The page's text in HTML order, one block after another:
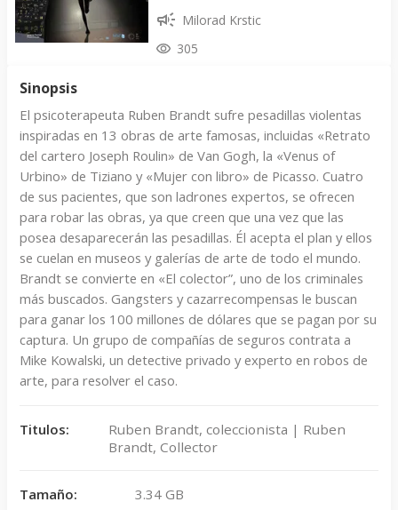
Milorad Krstic
305
Sinopsis
El psicoterapeuta Ruben Brandt sufre pesadillas violentas
inspiradas en 13 obras de arte famosas, incluidas «Retrato
del cartero Joseph Roulin» de Van Gogh, la «Venus of
Urbino» de Tiziano y «Mujer con libro» de Picasso. Cuatro
de sus pacientes, que son ladrones expertos, se ofrecen
para robar las obras, ya que creen que una vez que las
posea desaparecerán las pesadillas. Él acepta el plan y ellos
se cuelan en museos y galerías de arte de todo el mundo.
Brandt se convierte en «El colector”, uno de los criminales
más buscados. Gangsters y cazarrecompensas le buscan
para ganar los 100 millones de dólares que se pagan por su
captura. Un grupo de compañías de seguros contrata a
Mike Kowalski, un detective privado y experto en robos de
arte, para resolver el caso.
Titulos:
Ruben Brandt, coleccionista | Ruben
Brandt, Collector
Tamaño: 3.34 GB